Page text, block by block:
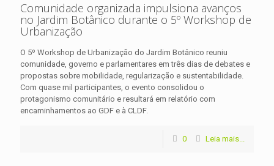
Comunidade organizada impulsiona avanços
no Jardim Botânico durante o 5º Workshop de
Urbanização
O 5º Workshop de Urbanização do Jardim Botânico reuniu
comunidade, governo e parlamentares em três dias de debates e
propostas sobre mobilidade, regularização e sustentabilidade.
Com quase mil participantes, o evento consolidou o
protagonismo comunitário e resultará em relatório com
encaminhamentos ao GDF e à CLDF.
0 Leia mais...